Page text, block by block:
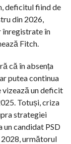
deficitul fiind de
din 2026,
în
Fitch.
că în absența
putea continua
vizează un deficit
Totuși, criza
strategiei
un candidat PSD
2028, următorul